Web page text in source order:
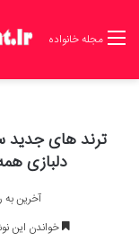
مجله خانواده
ترند های
دلبازی
آخرین به روز
خواندن این نوشته از